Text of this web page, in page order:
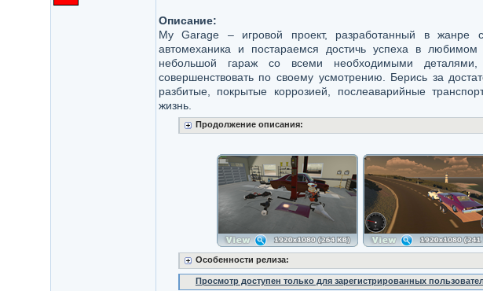
Описание:
My Garage – игровой проект, разработанный в жанре
автомеханика и постараемся достичь успеха в
небольшой гараж со всеми необходимыми
совершенствовать по своему усмотрению. Берись за
разбитые, покрытые коррозией, послеаварийные
жизнь.
Продолжение описания:
Особенности релиза:
Просмотр доступен только для зарегистрированных